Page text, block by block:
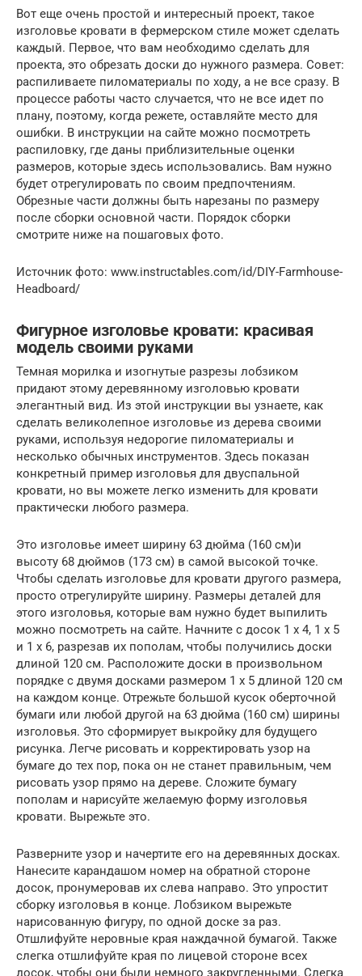
Вот еще очень простой и интересный проект, такое
изголовье кровати в фермерском стиле может сделать
каждый. Первое, что вам необходимо сделать для
проекта, это обрезать доски до нужного размера. Совет:
распиливаете пиломатериалы по ходу, а не все сразу. В
процессе работы часто случается, что не все идет по
плану, поэтому, когда режете, оставляйте место для
ошибки. В инструкции на сайте можно посмотреть
распиловку, где даны приблизительные оценки
размеров, которые здесь использовались. Вам нужно
будет отрегулировать по своим предпочтениям.
Обрезные части должны быть нарезаны по размеру
после сборки основной части. Порядок сборки
смотрите ниже на пошаговых фото.
Источник фото: www.instructables.com/id/DIY-Farmhouse-
Headboard/
Фигурное изголовье кровати: красивая
модель своими руками
Темная морилка и изогнутые разрезы лобзиком
придают этому деревянному изголовью кровати
элегантный вид. Из этой инструкции вы узнаете, как
сделать великолепное изголовье из дерева своими
руками, используя недорогие пиломатериалы и
несколько обычных инструментов. Здесь показан
конкретный пример изголовья для двуспальной
кровати, но вы можете легко изменить для кровати
практически любого размера.
Это изголовье имеет ширину 63 дюйма (160 см)и
высоту 68 дюймов (173 см) в самой высокой точке.
Чтобы сделать изголовье для кровати другого размера,
просто отрегулируйте ширину. Размеры деталей для
этого изголовья, которые вам нужно будет выпилить
можно посмотреть на сайте. Начните с досок 1 x 4, 1 x 5
и 1 x 6, разрезав их пополам, чтобы получились доски
длиной 120 см. Расположите доски в произвольном
порядке с двумя досками размером 1 x 5 длиной 120 см
на каждом конце. Отрежьте большой кусок оберточной
бумаги или любой другой на 63 дюйма (160 см) ширины
изголовья. Это сформирует выкройку для будущего
рисунка. Легче рисовать и корректировать узор на
бумаге до тех пор, пока он не станет правильным, чем
рисовать узор прямо на дереве. Сложите бумагу
пополам и нарисуйте желаемую форму изголовья
кровати. Вырежьте это.
Разверните узор и начертите его на деревянных досках.
Нанесите карандашом номер на обратной стороне
досок, пронумеровав их слева направо. Это упростит
сборку изголовья в конце. Лобзиком вырежьте
нарисованную фигуру, по одной доске за раз.
Отшлифуйте неровные края наждачной бумагой. Также
слегка отшлифуйте края по лицевой стороне всех
досок, чтобы они были немного закругленными. Слегка